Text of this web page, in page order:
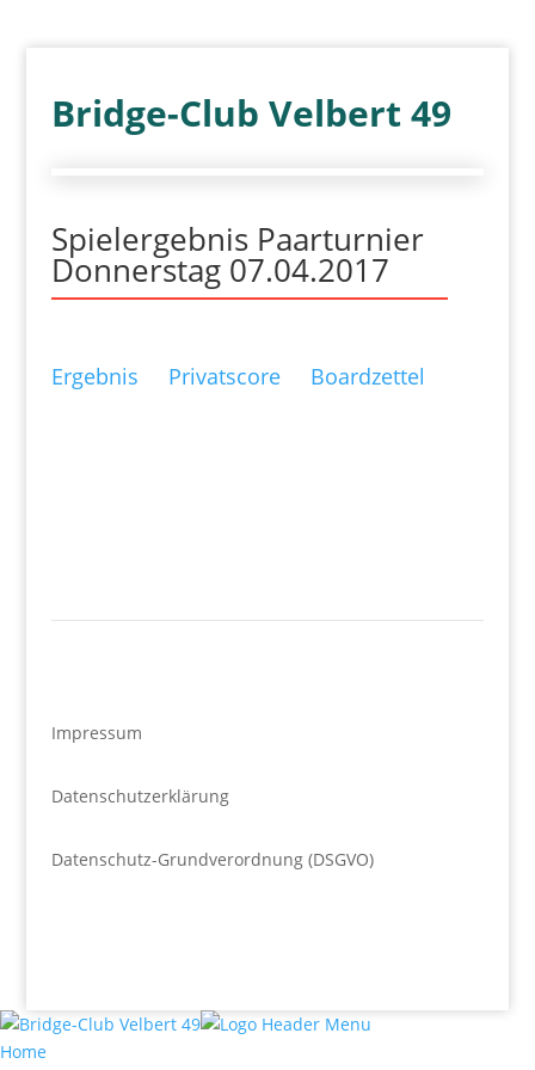
Bridge-Club Velbert 49
Spielergebnis Paarturnier
Donnerstag 07.04.2017
Ergebnis Privatscore Boardzettel
Impressum
Datenschutzerklärung
Datenschutz-Grundverordnung (DSGVO)
Home